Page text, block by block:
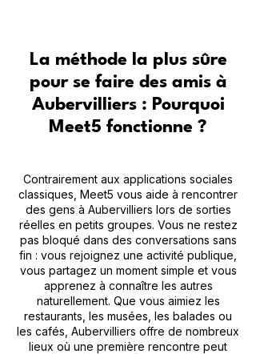
La méthode la plus sûre
pour se faire des amis à
Aubervilliers : Pourquoi
Meet5 fonctionne ?
Contrairement aux applications sociales
classiques, Meet5 vous aide à rencontrer
des gens à Aubervilliers lors de sorties
réelles en petits groupes. Vous ne restez
pas bloqué dans des conversations sans
fin : vous rejoignez une activité publique,
vous partagez un moment simple et vous
apprenez à connaître les autres
naturellement. Que vous aimiez les
restaurants, les musées, les balades ou
les cafés, Aubervilliers offre de nombreux
lieux où une première rencontre peut